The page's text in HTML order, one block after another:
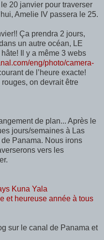
20 janvier pour traverser
Amelie IV passera le 25.
Ça prendra 2 jours,
un autre océan, LE
Il y a même 3 webs
eng/photo/camera-
de l’heure exacte!
on devrait être
de plan... Après le
jours/semaines à Las
Panama. Nous irons
vers les
Kuna Yala
et heureuse année à tous
sur le canal de Panama et